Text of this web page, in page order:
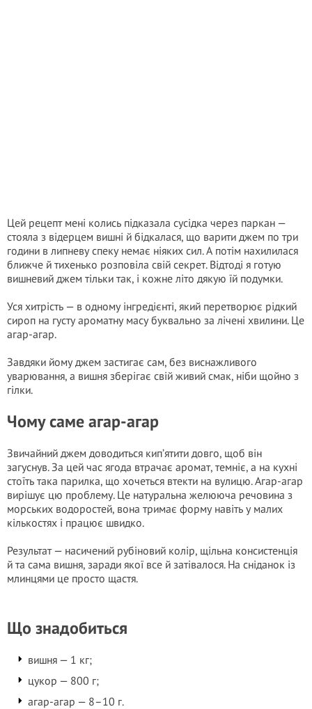
Цей рецепт мені колись підказала сусідка через паркан —
стояла з відерцем вишні й бідкалася, що варити джем по три
години в липневу спеку немає ніяких сил. А потім нахилилася
ближче й тихенько розповіла свій секрет. Відтоді я готую
вишневий джем тільки так, і кожне літо дякую їй подумки.
Уся хитрість — в одному інгредієнті, який перетворює рідкий
сироп на густу ароматну масу буквально за лічені хвилини. Це
агар-агар.
Завдяки йому джем застигає сам, без виснажливого
уварювання, а вишня зберігає свій живий смак, ніби щойно з
гілки.
Чому саме агар-агар
Звичайний джем доводиться кип’ятити довго, щоб він
загуснув. За цей час ягода втрачає аромат, темніє, а на кухні
стоїть така парилка, що хочеться втекти на вулицю. Агар-агар
вирішує цю проблему. Це натуральна желююча речовина з
морських водоростей, вона тримає форму навіть у малих
кількостях і працює швидко.
Результат — насичений рубіновий колір, щільна консистенція
й та сама вишня, заради якої все й затівалося. На сніданок із
млинцями це просто щастя.
Що знадобиться
вишня — 1 кг;
цукор — 800 г;
агар-агар — 8–10 г.